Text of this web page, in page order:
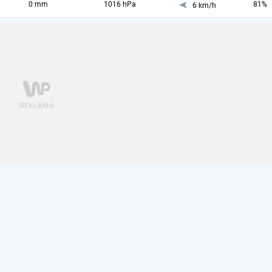
0 mm 1016 hPa 6 km/h 81%